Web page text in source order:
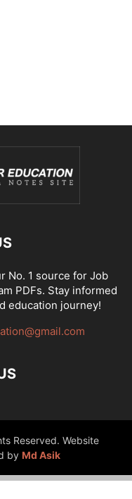
No. 1 source for Job
PDFs. Stay informed
education journey!
Reserved. Website
by Md Asik